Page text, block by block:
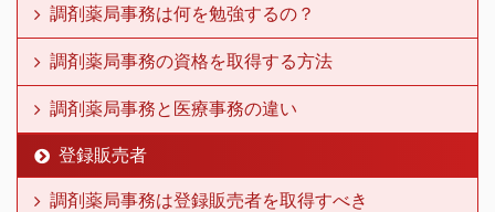
調剤薬局事務は何を勉強するの？
調剤薬局事務の資格を取得する方法
調剤薬局事務と医療事務の違い
登録販売者
調剤薬局事務は登録販売者を取得すべき